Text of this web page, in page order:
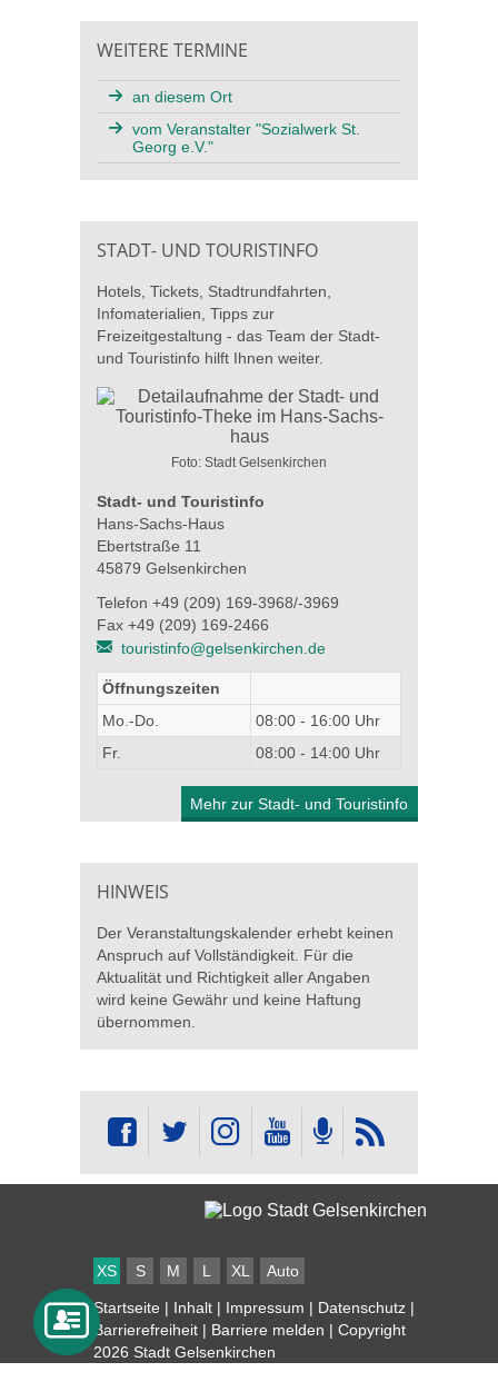
WEITERE TERMINE
an diesem Ort
vom Veranstalter "Sozialwerk St.
Georg e.V."
STADT- UND TOURISTINFO
Hotels, Tickets, Stadtrundfahrten,
Infomaterialien, Tipps zur
Freizeitgestaltung - das Team der Stadt-
und Touristinfo hilft Ihnen weiter.
Foto: Stadt Gelsenkirchen
Stadt- und Touristinfo
Hans-Sachs-Haus
Ebertstraße 11
45879 Gelsenkirchen
Telefon +49 (209) 169-3968/-3969
Fax +49 (209) 169-2466
touristinfo@gelsenkirchen.de
Öffnungszeiten
Mo.-Do.
08:00 - 16:00 Uhr
Fr.
08:00 - 14:00 Uhr
Mehr zur Stadt- und Touristinfo
HINWEIS
Der Veranstaltungskalender erhebt keinen
Anspruch auf Vollständigkeit. Für die
Aktualität und Richtigkeit aller Angaben
wird keine Gewähr und keine Haftung
übernommen.
XS S M L XL Auto
Startseite | Inhalt | Impressum | Datenschutz |
Barrierefreiheit | Barriere melden | Copyright
2026 Stadt Gelsenkirchen